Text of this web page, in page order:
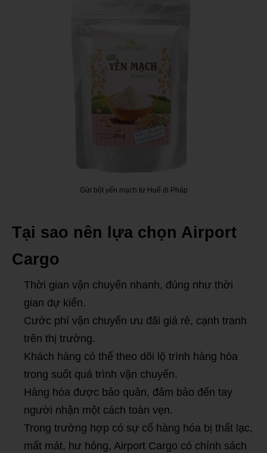
Gửi bột yến mạch từ Huế đi Pháp
Tại sao nên lựa chọn Airport
Cargo
Thời gian vận chuyển nhanh, đúng như thời
gian dự kiến.
Cước phí vận chuyển ưu đãi giá rẻ, cạnh tranh
trên thị trường.
Khách hàng có thể theo dõi lộ trình hàng hóa
trong suốt quá trình vận chuyển.
Hàng hóa được bảo quản, đảm bảo đến tay
người nhận một cách toàn vẹn.
Trong trường hợp có sự cố hàng hóa bị thất lạc,
mất mát, hư hỏng, Airport Cargo có chính sách